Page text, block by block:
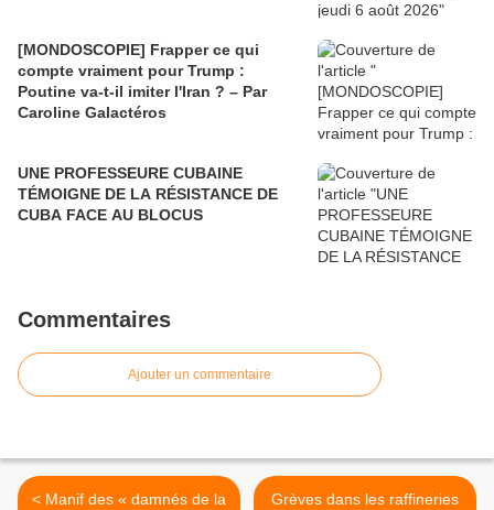
[MONDOSCOPIE] Frapper ce qui
compte vraiment pour Trump :
Poutine va-t-il imiter l'Iran ? – Par
Caroline Galactéros
UNE PROFESSEURE CUBAINE
TÉMOIGNE DE LA RÉSISTANCE DE
CUBA FACE AU BLOCUS
Commentaires
Ajouter un commentaire
< Manif des « damnés de la
Grèves dans les raffineries